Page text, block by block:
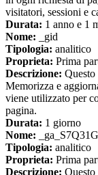
visitatori, sessioni e
Durata: 1 anno e 1
Nome: _gid
Tipologia: analitico
Proprieta: Prima
Descrizione:
Memorizza e
viene utilizzato per
pagina.
Durata: 1 giorno
Nome:
Tipologia: analitico
Proprieta: Prima
Descrizione: